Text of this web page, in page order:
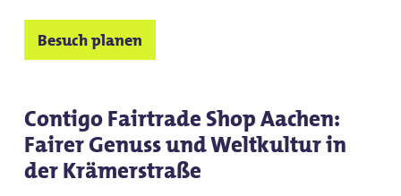
Besuch planen
Contigo Fairtrade Shop Aachen:
Fairer Genuss und Weltkultur in
der Krämerstraße